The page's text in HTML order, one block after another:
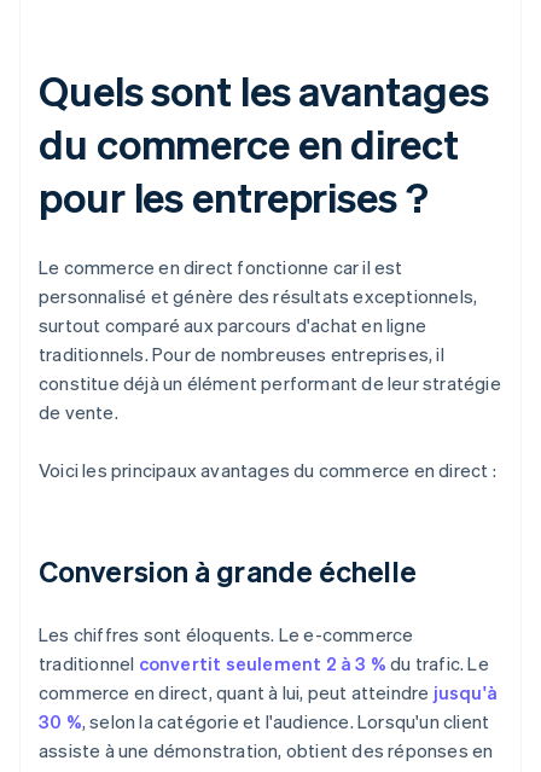
Quels sont les avantages
du commerce en direct
pour les entreprises ?
Le commerce en direct fonctionne car il est
personnalisé et génère des résultats exceptionnels,
surtout comparé aux parcours d'achat en ligne
traditionnels. Pour de nombreuses entreprises, il
constitue déjà un élément performant de leur stratégie
de vente.
Voici les principaux avantages du commerce en direct :
Conversion à grande échelle
Les chiffres sont éloquents. Le e-commerce
traditionnel convertit seulement 2 à 3 % du trafic. Le
commerce en direct, quant à lui, peut atteindre jusqu'à
30 %, selon la catégorie et l'audience. Lorsqu'un client
assiste à une démonstration, obtient des réponses en